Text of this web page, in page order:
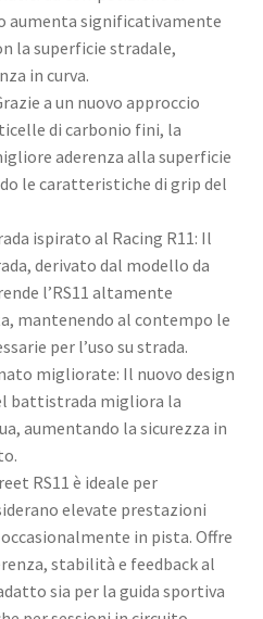
aumenta significativamente
la superficie stradale,
in curva.
a un nuovo approccio
di carbonio fini, la
aderenza alla superficie
le caratteristiche di grip del
ispirato al Racing R11: Il
derivato dal modello da
l’RS11 altamente
mantenendo al contempo le
per l’uso su strada.
migliorate: Il nuovo design
battistrada migliora la
aumentando la sicurezza in
RS11 è ideale per
elevate prestazioni
in pista. Offre
stabilità e feedback al
sia per la guida sportiva